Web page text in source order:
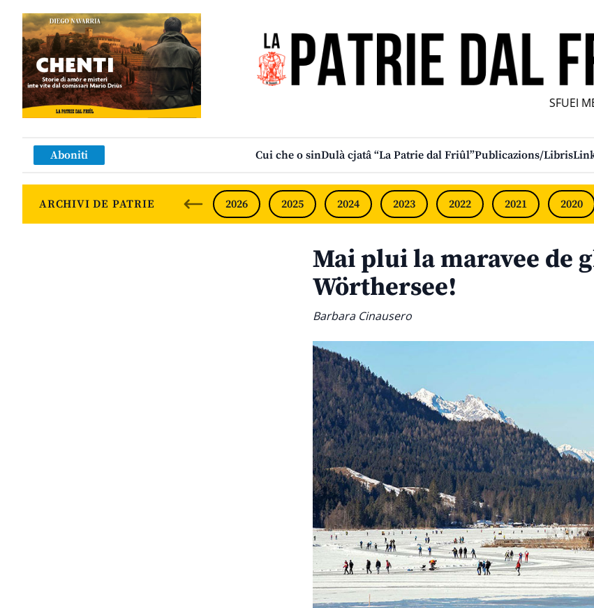
SFUEI
Aboniti Cui che o sinDulà cjatâ “La Patrie dal Friûl”Publicazions/Libris
ARCHIVI DE PATRIE 2026 2025 2024 2023 2022 2021 2020
Mai plui la maravee de
Wörthersee!
Barbara Cinausero